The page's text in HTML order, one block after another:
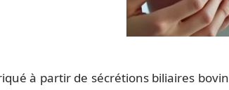
à partir de sécrétions biliaires